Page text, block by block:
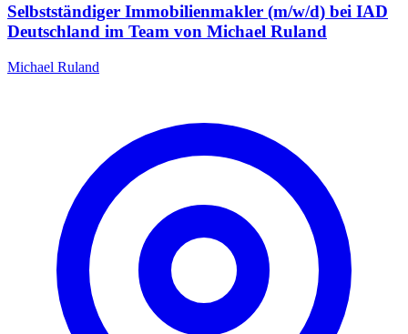
Selbstständiger Immobilienmakler (m/w/d) bei IAD
Deutschland im Team von Michael Ruland
Michael Ruland